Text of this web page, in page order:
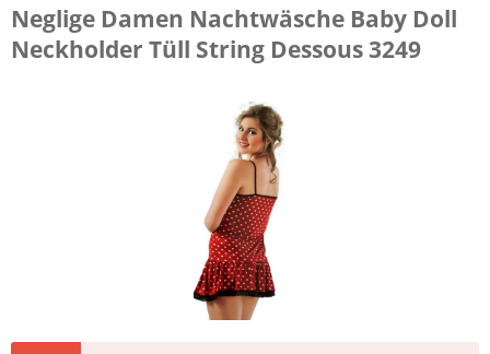
Neglige Damen Nachtwäsche Baby Doll
Neckholder Tüll String Dessous 3249